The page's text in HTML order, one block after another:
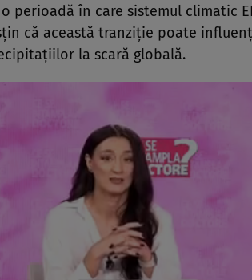
perioadă în care sistemul climatic
că această tranziție poate
la scară globală.